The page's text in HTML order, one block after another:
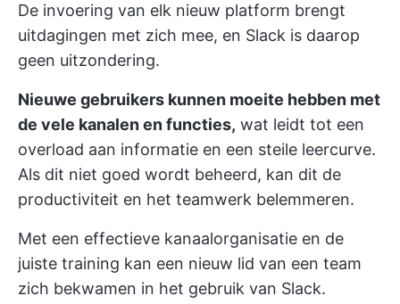
De invoering van elk nieuw platform brengt
uitdagingen met zich mee, en Slack is daarop
geen uitzondering.
Nieuwe gebruikers kunnen moeite hebben met
de vele kanalen en functies, wat leidt tot een
overload aan informatie en een steile leercurve.
Als dit niet goed wordt beheerd, kan dit de
productiviteit en het teamwerk belemmeren.
Met een effectieve kanaalorganisatie en de
juiste training kan een nieuw lid van een team
zich bekwamen in het gebruik van Slack.